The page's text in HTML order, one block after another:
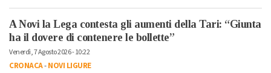
A Novi la Lega contesta gli aumenti della Tari: “Giunta
ha il dovere di contenere le bollette”
Venerdì, 7 Agosto 2026 - 10:22
CRONACA-NOVI LIGURE